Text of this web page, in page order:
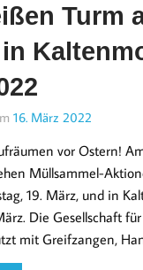
Turm
16. März 2022
vor Ostern!
Müllsammel-
19. März, und in
Die Gesellschaft
mit Greifzangen,